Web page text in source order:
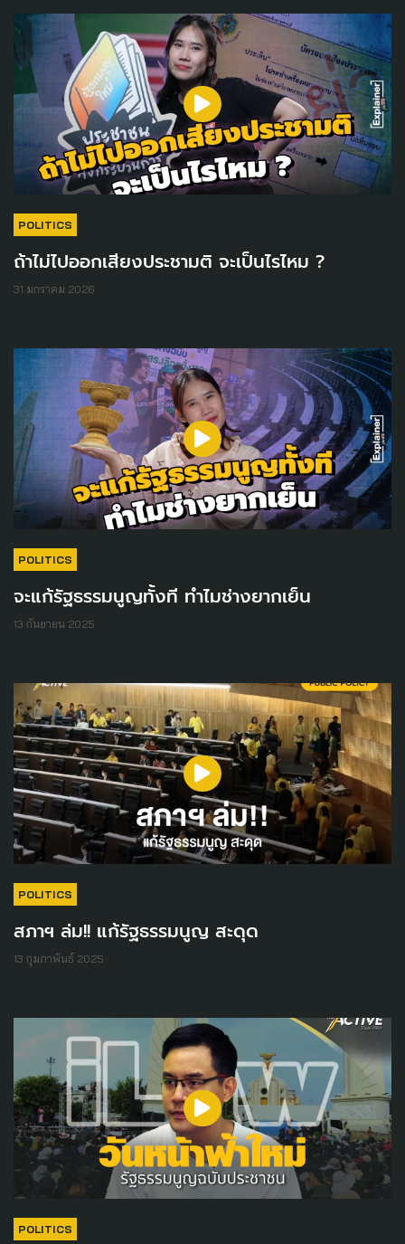
POLITICS
ถ้าไม่ไปออกเสียงประชามติ จะเป็นไรไหม ?
31 มกราคม 2026
POLITICS
จะแก้รัฐธรรมนูญทั้งที ทำไมช่างยากเย็น
13 กันยายน 2025
POLITICS
สภาฯ ล่ม!! แก้รัฐธรรมนูญ สะดุด
13 กุมภาพันธ์ 2025
POLITICS